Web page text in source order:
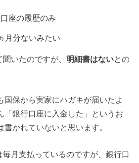
座の履歴のみ
月分ないみたい
いたのですが、 明細書はないとの
国保から実家にハガキが届いたよ
「銀行口座に入金した」というお
かれていないと思います。
月支払っているのですが、銀行口